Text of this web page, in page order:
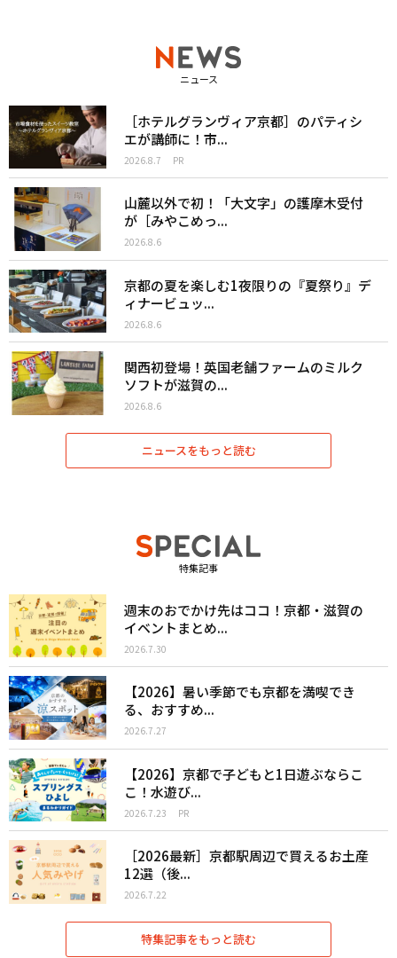
ニュース
［ホテルグランヴィア京都］のパティシ
エが講師に！市...
2026.8.7 PR
山麓以外で初！「大文字」の護摩木受付
が［みやこめっ...
2026.8.6
京都の夏を楽しむ1夜限りの『夏祭り』デ
ィナービュッ...
2026.8.6
関西初登場！英国老舗ファームのミルク
ソフトが滋賀の...
2026.8.6
ニュースをもっと読む
特集記事
週末のおでかけ先はココ！京都・滋賀の
イベントまとめ...
2026.7.30
【2026】暑い季節でも京都を満喫でき
る、おすすめ...
2026.7.27
【2026】京都で子どもと1日遊ぶならこ
こ！水遊び...
2026.7.23 PR
［2026最新］京都駅周辺で買えるお土産
12選（後...
2026.7.22
特集記事をもっと読む